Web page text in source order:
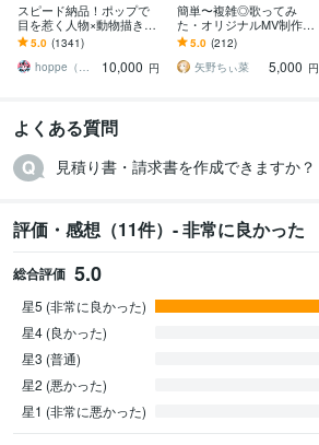
スピード納品！ポップで
目を惹く人物×動物描きま
す 挿絵・動画・グッズな
ど鮮やかな配色で個性を
出したい方へ
5.0 (1341)
hoppe（ほっぺ）
10,000 円
簡単〜複雑◎歌ってみ
た・オリジナルMV制作し
ます Vtuber・歌い手必
見！お任せ〜本家再現ま
で可能！
5.0 (212)
矢野ちぃ菜
5,000 円
よくある質問
見積り書・請求書を作成できますか？
評価・感想（11件）- 非常に良かった
総合評価 5.0
星5 (非常に良かった)
星4 (良かった)
星3 (普通)
星2 (悪かった)
星1 (非常に悪かった)